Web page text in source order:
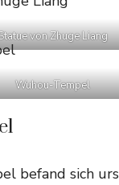
von Zhuge Liang
Wuhou-Tempel
befand sich